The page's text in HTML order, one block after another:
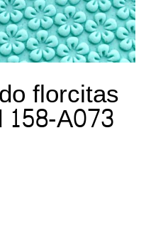
florcitas
A073